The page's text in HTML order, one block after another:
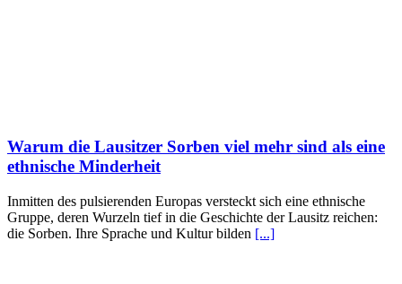
Warum die Lausitzer Sorben viel mehr sind als eine
ethnische Minderheit
Inmitten des pulsierenden Europas versteckt sich eine ethnische
Gruppe, deren Wurzeln tief in die Geschichte der Lausitz reichen:
die Sorben. Ihre Sprache und Kultur bilden [...]